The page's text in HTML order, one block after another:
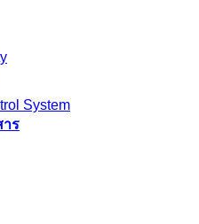
System
าร